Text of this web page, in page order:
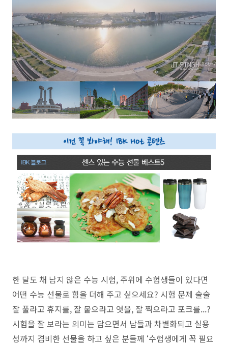
한 달도 채 남지 않은 수능 시험, 주위에 수험생들이 있다면
어떤 수능 선물로 힘을 더해 주고 싶으세요? 시험 문제 술술
잘 풀라고 휴지를, 잘 붙으라고 엿을, 잘 찍으라고 포크를...?
시험을 잘 보라는 의미는 담으면서 남들과 차별화되고 실용
성까지 겸비한 선물을 하고 싶은 분들께 ‘수험생에게 꼭 필요